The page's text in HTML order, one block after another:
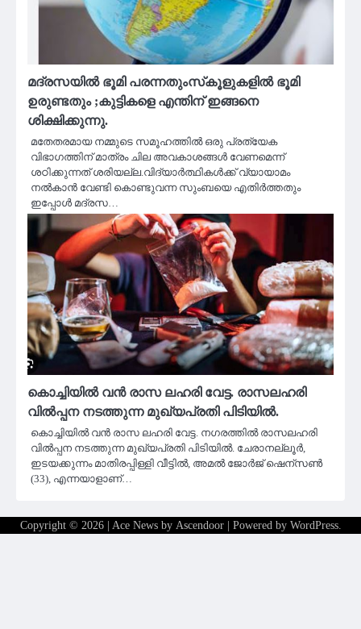
മദ്രസയിൽ ഭൂമി പരന്നതുംസ്‌കൂളുകളിൽ ഭൂമി
ഉരുണ്ടതും ;കുട്ടികളെ എന്തിന് ഇങ്ങനെ
ശിക്ഷിക്കുന്നു.
മതേതരമായ നമ്മുടെ സമൂഹത്തിൽ ഒരു പ്രത്യേക
വിഭാഗത്തിന് മാത്രം ചില അവകാശങ്ങൾ വേണമെന്ന്
ശഠിക്കുന്നത് ശരിയല്ല.വിദ്യാർത്ഥികൾക്ക് വ്യായാമം
നൽകാൻ വേണ്ടി കൊണ്ടുവന്ന സുംബയെ എതിർത്തതും
ഇപ്പോൾ മദ്രസ…
കൊച്ചിയിൽ വൻ രാസ ലഹരി വേട്ട. രാസലഹരി
വിൽപ്പന നടത്തുന്ന മുഖ്യപ്രതി പിടിയിൽ.
കൊച്ചിയിൽ വൻ രാസ ലഹരി വേട്ട. നഗരത്തിൽ രാസലഹരി
വിൽപ്പന നടത്തുന്ന മുഖ്യപ്രതി പിടിയിൽ. ചേരാനല്ലൂർ,
ഇടയക്കുന്നം മാതിരപ്പിള്ളി വീട്ടിൽ, അമൽ ജോർജ് ഷെന്സൺ
(33), എന്നയാളാണ്…
Copyright © 2026 | Ace News by Ascendoor| Powered by WordPress.